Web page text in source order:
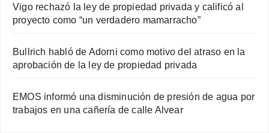
Vigo rechazó la ley de propiedad privada y calificó al
proyecto como “un verdadero mamarracho”
Bullrich habló de Adorni como motivo del atraso en la
aprobación de la ley de propiedad privada
EMOS informó una disminución de presión de agua por
trabajos en una cañería de calle Alvear